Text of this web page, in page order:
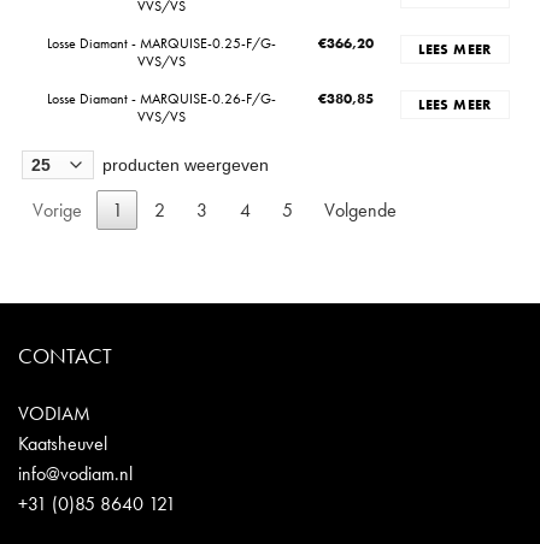
VVS/VS
Losse Diamant - MARQUISE-0.25-F/G-
VVS/VS
€366,20 LEES MEER
Losse Diamant - MARQUISE-0.26-F/G-
VVS/VS
€380,85 LEES MEER
producten weergeven
Vorige 1 2 3 4 5 Volgende
CONTACT
VODIAM
Kaatsheuvel
info@vodiam.nl
+31 (0)85 8640 121